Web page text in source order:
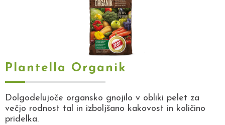
Plantella Organik
Dolgodelujoče organsko gnojilo v obliki pelet za
večjo rodnost tal in izboljšano kakovost in količino
pridelka.